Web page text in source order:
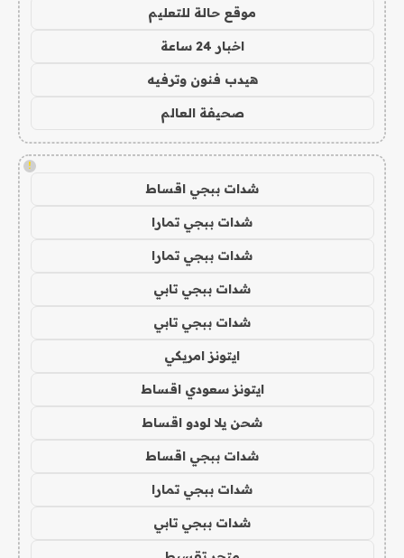
موقع حالة للتعليم
اخبار 24 ساعة
هيدب فنون وترفيه
صحيفة العالم
!
شدات ببجي اقساط
شدات ببجي تمارا
شدات ببجي تمارا
شدات ببجي تابي
شدات ببجي تابي
ايتونز امريكي
ايتونز سعودي اقساط
شحن يلا لودو اقساط
شدات ببجي اقساط
شدات ببجي تمارا
شدات ببجي تابي